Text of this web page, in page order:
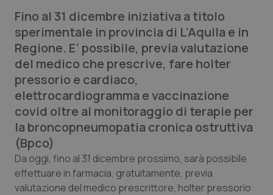
Edizioni Regionali
QS Pro
Professionisti Sanitari.AI
Abruzzo
Basilicata
Calabria
QS Pro Gold
Artrite & artrosi
Asma & BPCO
QS Club
Fino al 31 dicembre iniziativa a titolo
sperimentale in provincia di L’Aquila e in
Regione. E’ possibile, previa valutazione
del medico che prescrive, fare holter
pressorio e cardiaco,
elettrocardiogramma e vaccinazione
covid oltre al monitoraggio di terapie per
la broncopneumopatia cronica ostruttiva
(Bpco)
Da oggi, fino al 31 dicembre prossimo, sarà possibile
effettuare in farmacia, gratuitamente, previa
valutazione del medico prescrittore, holter pressorio